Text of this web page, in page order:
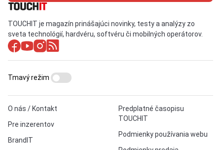
TOUCHIT je magazín prinášajúci novinky, testy a analýzy zo
sveta technológií, hardvéru, softvéru či mobilných operátorov.
O nás / Kontakt
Pre inzerentov
BrandIT
Predplatné časopisu
TOUCHIT
Podmienky používania webu
Tmavý režim